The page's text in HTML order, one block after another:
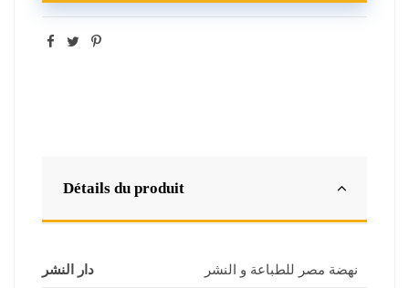
Détails du produit
دار النشر نهضة مصر للطباعة و النشر